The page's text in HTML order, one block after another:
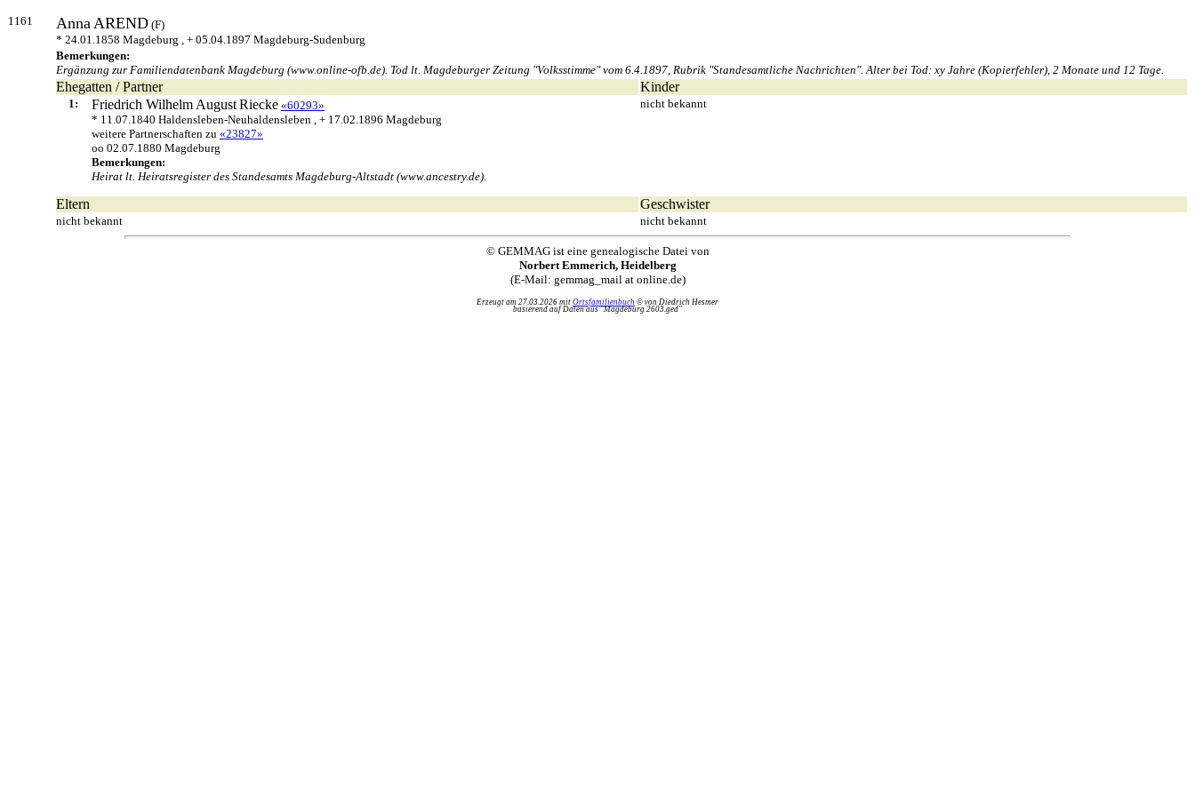
1161 AnnaAREND (F)
* 24.01.1858 Magdeburg , + 05.04.1897 Magdeburg-Sudenburg
Bemerkungen:
Ergänzung zur Familiendatenbank Magdeburg (www.online-ofb.de). Tod lt. Magdeburger Zeitung "Volksstimme" vom 6.4.1897, Rubrik "Standesamtliche Nachrichten". Alter bei Tod: xy Jahre (Kopierfehler), 2 Monate und 12 Tage.
Ehegatten / Partner Kinder
1: Friedrich Wilhelm AugustRiecke «60293»
* 11.07.1840 Haldensleben-Neuhaldensleben , + 17.02.1896 Magdeburg
weitere Partnerschaften zu «23827»
oo 02.07.1880 Magdeburg
Bemerkungen:
Heirat lt. Heiratsregister des Standesamts Magdeburg-Altstadt (www.ancestry.de).
nicht bekannt
Eltern Geschwister
nicht bekannt nicht bekannt
© GEMMAG ist eine genealogische Datei von
Norbert Emmerich, Heidelberg
(E-Mail: gemmag_mail at online.de)
Erzeugt am 27.03.2026 mit Ortsfamilienbuch © von Diedrich Hesmer
basierend auf Daten aus "Magdeburg 2603.ged"